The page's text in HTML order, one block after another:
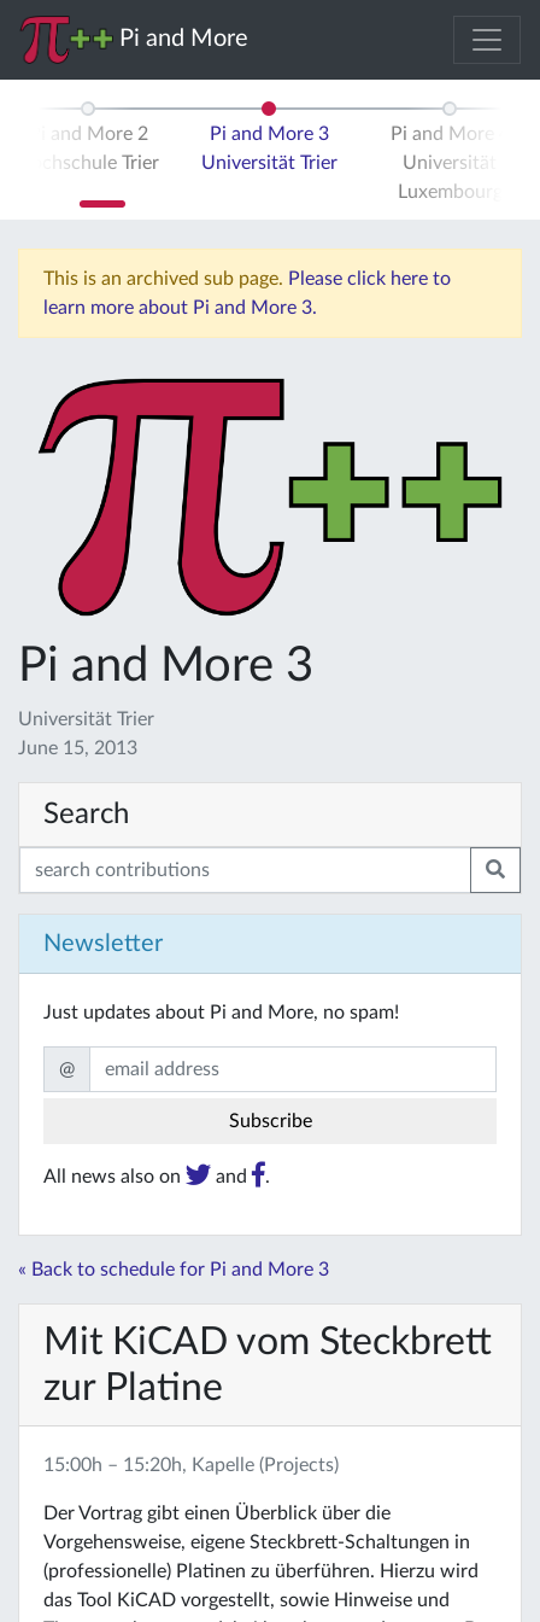
Pi and More
Pi and More 2
Hochschule Trier
Pi and More 3
Universität Trier
Pi and More 4
Universität
Luxembourg
This is an archived sub page. Please click here to
learn more about Pi and More 3.
Pi and More 3
Universität Trier
June 15, 2013
Search
Newsletter
Just updates about Pi and More, no spam!
@
All news also on and .
« Back to schedule for Pi and More 3
Mit KiCAD vom Steckbrett
zur Platine
15:00h – 15:20h, Kapelle (Projects)
Der Vortrag gibt einen Überblick über die
Vorgehensweise, eigene Steckbrett-Schaltungen in
(professionelle) Platinen zu überführen. Hierzu wird
das Tool KiCAD vorgestellt, sowie Hinweise und